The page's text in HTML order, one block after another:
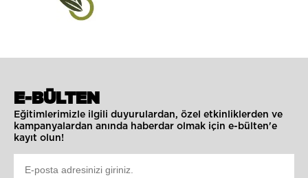
E-BÜLTEN
Eğitimlerimizle ilgili duyurulardan, özel etkinliklerden ve
kampanyalardan anında haberdar olmak için e-bülten'e
kayıt olun!